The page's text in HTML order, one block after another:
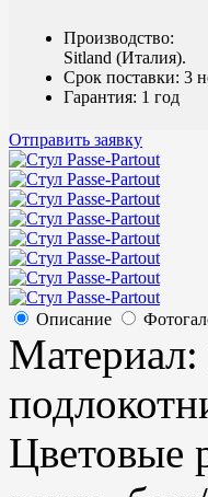
Производство:
Sitland (Италия).
Срок поставки: 3
Гарантия: 1 год
Отправить заявку
Описание
Материал:
Цветовые